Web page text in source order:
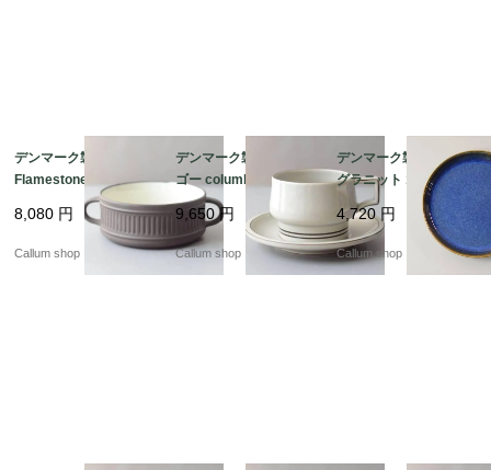
デンマーク製 DANSK
Flamestone 持ち手付
き スープボウル 器 ク
イストゴー J.H.Quistg
aard 北欧ヴィンテージ
8,080 円
Callum shop
デンマーク製 クイスト
ゴー columbia ティー
カップ＆ソーサー コロ
ンビア B&G Bing & Gr
ondahl J.H.Quistgaard
北欧ヴィンテージ アン
9,650円
Callum shop
デンマーク製 SOHOLM
グラニット 18cm プレ
ート お皿 スーホルム G
RANIT 北欧食器 北欧雑
貨 ヴィンテージ アンテ
ィーク_it4598
4,720円
Callum shop